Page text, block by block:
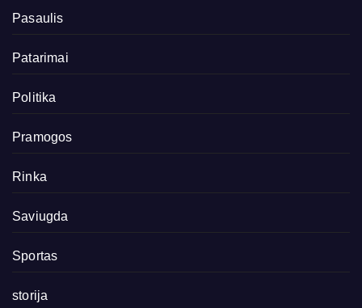
Pasaulis
Patarimai
Politika
Pramogos
Rinka
Saviugda
Sportas
storija